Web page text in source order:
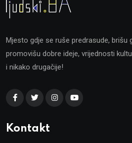
Mjesto gdje se ruše predrasude, brišu
promovišu dobre ideje, vrijednosti
i nikako drugačije!
Kontakt